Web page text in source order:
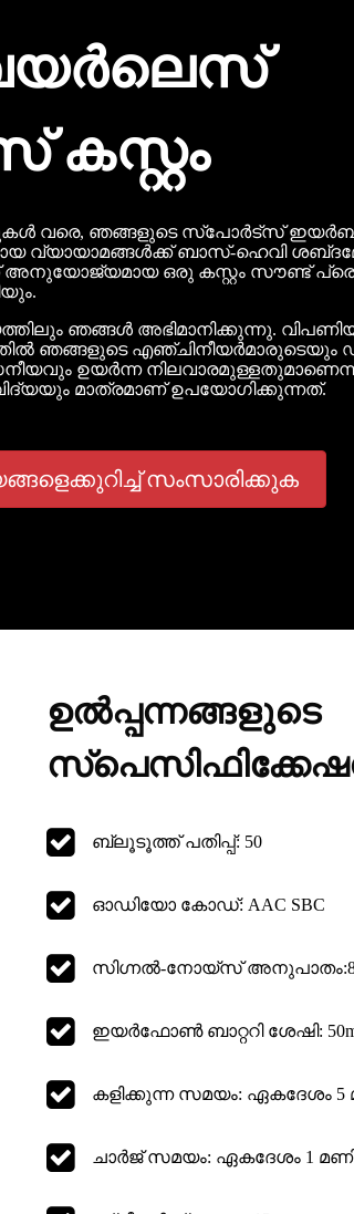
വരെ, ഞങ്ങളുടെ സ്‌പോർട്‌സ്
വ്യായാമങ്ങൾക്ക് ബാസ്-ഹെവി
അനുയോജ്യമായ ഒരു കസ്റ്റം സൗണ്ട്
ഞങ്ങൾ അഭിമാനിക്കുന്നു.
ഞങ്ങളുടെ എഞ്ചിനീയർമാരുടെയും
ഉയർന്ന നിലവാരമുള്ളതുമാണെന്ന്
മാത്രമാണ് ഉപയോഗിക്കുന്നത്.
സംസാരിക്കുക
ഉൽപ്പന്നങ്ങളുടെ
ബ്ലൂടൂത്ത് പതിപ്പ്: 50
ഓഡിയോ കോഡ്: AAC SBC
സിഗ്നൽ-നോയ്‌സ്
ഇയർഫോൺ ബാറ്ററി ശേഷി:
കളിക്കുന്ന സമയം: ഏകദേശം 5
ചാർജ് സമയം: ഏകദേശം 1